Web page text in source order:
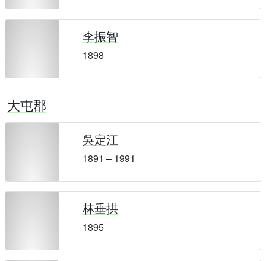
李振智
1898
大屯郡
吳定江
1891 – 1991
林垂拱
1895